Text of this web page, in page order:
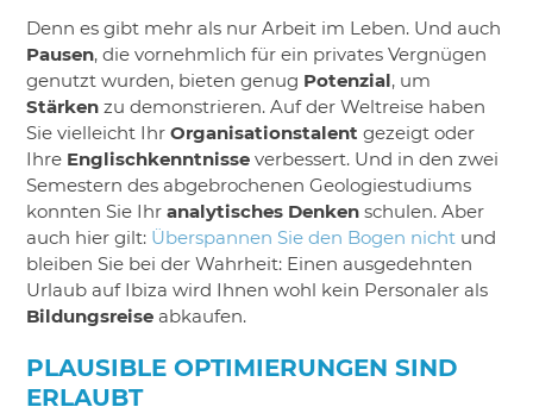
Denn es gibt mehr als nur Arbeit im Leben. Und auch
Pausen, die vornehmlich für ein privates Vergnügen
genutzt wurden, bieten genug Potenzial, um
Stärken zu demonstrieren. Auf der Weltreise haben
Sie vielleicht IhrOrganisationstalent gezeigt oder
Ihre Englischkenntnisse verbessert. Und in den zwei
Semestern des abgebrochenen Geologiestudiums
konnten Sie Ihranalytisches Denken schulen. Aber
auch hier gilt: Überspannen Sie den Bogen nicht und
bleiben Sie bei der Wahrheit: Einen ausgedehnten
Urlaub auf Ibiza wird Ihnen wohl kein Personaler als
Bildungsreise abkaufen.
PLAUSIBLE OPTIMIERUNGEN SIND
ERLAUBT